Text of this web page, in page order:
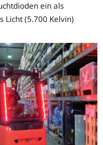
ein als
Licht (5.700 Kelvin)